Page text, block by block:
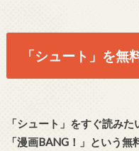
「シュート」を無
「シュート」をすぐ読みた
「漫画BANG！」という無